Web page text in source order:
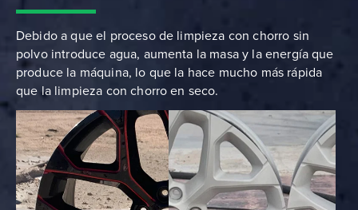
Debido a que el proceso de limpieza con chorro sin
polvo introduce agua, aumenta la masa y la energía que
produce la máquina, lo que la hace mucho más rápida
que la limpieza con chorro en seco.